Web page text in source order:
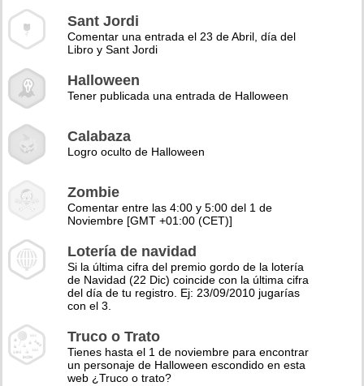
Sant Jordi
Comentar una entrada el 23 de Abril, día del
Libro y Sant Jordi
Halloween
Tener publicada una entrada de Halloween
Calabaza
Logro oculto de Halloween
Zombie
Comentar entre las 4:00 y 5:00 del 1 de
Noviembre [GMT +01:00 (CET)]
Lotería de navidad
Si la última cifra del premio gordo de la lotería
de Navidad (22 Dic) coincide con la última cifra
del día de tu registro. Ej: 23/09/2010 jugarías
con el 3.
Truco o Trato
Tienes hasta el 1 de noviembre para encontrar
un personaje de Halloween escondido en esta
web ¿Truco o trato?